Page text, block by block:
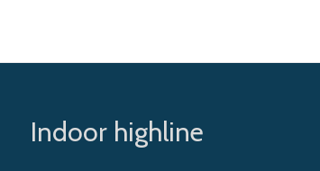
Indoor highline